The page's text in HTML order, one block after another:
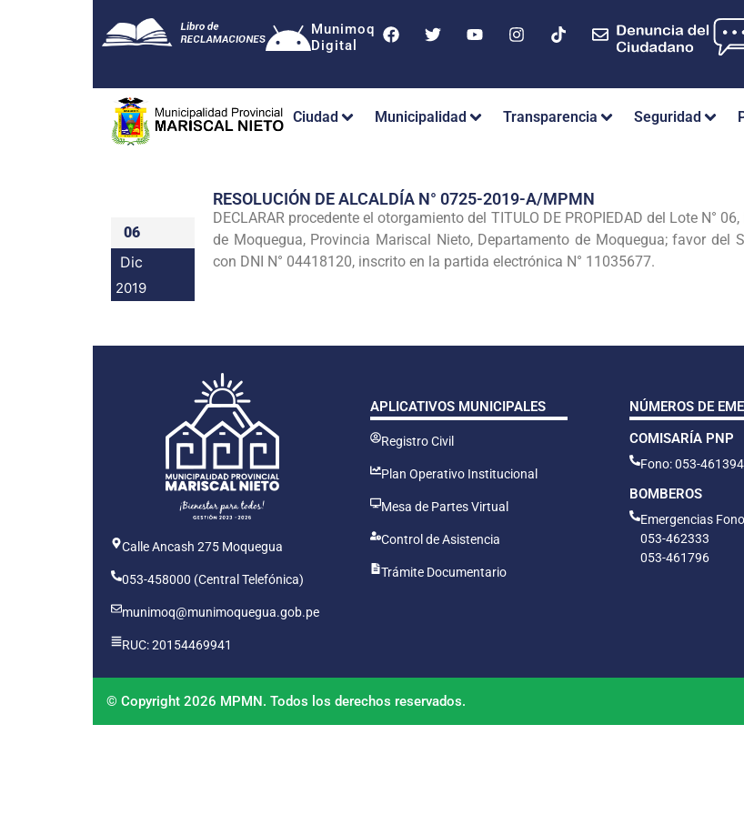
Munimoq
Digital
Ciudad Municipalidad Transparencia Seguridad
06
Dic
2019
RESOLUCIÓN DE ALCALDÍA N° 0725-2019-A/MPMN
DECLARAR procedente el otorgamiento del TITULO DE PROPIEDAD del Lote N°
de Moquegua, Provincia Mariscal Nieto, Departamento de Moquegua; favor del
con DNI N° 04418120, inscrito en la partida electrónica N° 11035677.
Calle Ancash 275 Moquegua
053-458000 (Central Telefónica)
munimoq@munimoquegua.gob.pe
RUC: 20154469941
APLICATIVOS MUNICIPALES
Registro Civil
Plan Operativo Institucional
Mesa de Partes Virtual
Control de Asistencia
Trámite Documentario
NÚMEROS DE
COMISARÍA PNP
Fono: 053-
BOMBEROS
Emergencias
053-462333
053-461796
© Copyright 2026 MPMN. Todos los derechos reservados.